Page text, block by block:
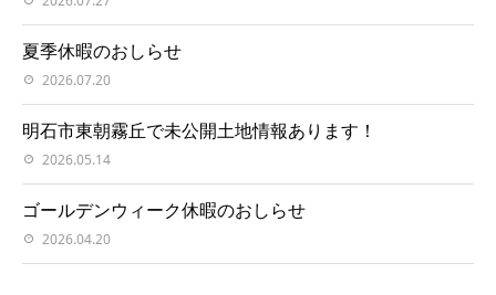
夏季休暇のおしらせ
2026.07.20
明石市東朝霧丘で未公開土地情報あります！
2026.05.14
ゴールデンウィーク休暇のおしらせ
2026.04.20